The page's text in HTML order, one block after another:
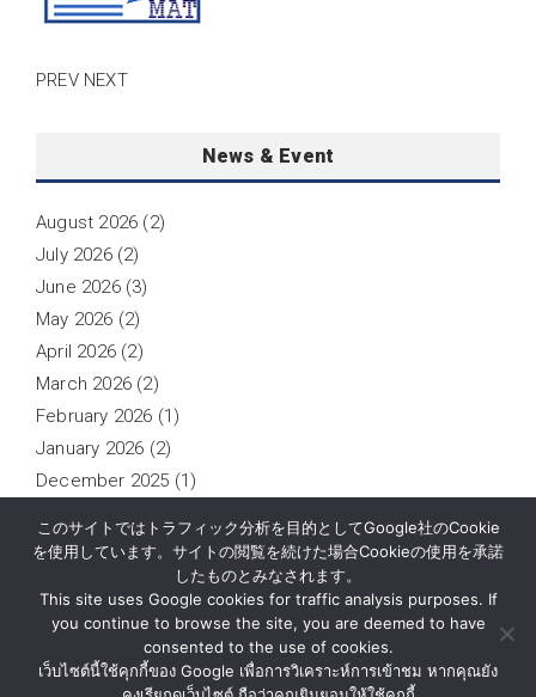
PREV NEXT
News & Event
August 2026 (2)
July 2026(2)
June 2026(3)
May 2026 (2)
April 2026 (2)
March 2026 (2)
February 2026 (1)
January 2026 (2)
December 2025 (1)
October 2025(2)
(1)
News About Us Contact Us Privacy Notice
このサイトではトラフィック分析を目的としてGoogle社のCookie
を使用しています。サイトの閲覧を続けた場合Cookieの使用を承諾
したものとみなされます。
This site uses Google cookies for traffic analysis purposes. If
you continue to browse the site, you are deemed to have
consented to the use of cookies.
เว็บไซต์นี้ใช้คุกกี้ของ Google เพื่อการวิเคราะห์การเข้าชม หากคุณยัง